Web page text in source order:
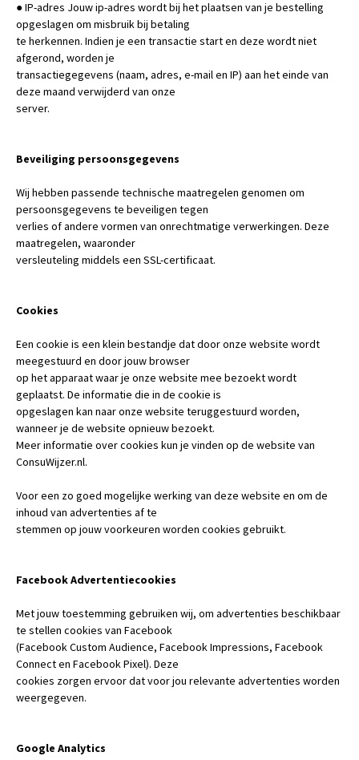
● IP-adres Jouw ip-adres wordt bij het plaatsen van je bestelling
opgeslagen om misbruik bij betaling
te herkennen. Indien je een transactie start en deze wordt niet
afgerond, worden je
transactiegegevens (naam, adres, e-mail en IP) aan het einde van
deze maand verwijderd van onze
server.
Beveiliging persoonsgegevens
Wij hebben passende technische maatregelen genomen om
persoonsgegevens te beveiligen tegen
verlies of andere vormen van onrechtmatige verwerkingen. Deze
maatregelen, waaronder
versleuteling middels een SSL-certificaat.
Cookies
Een cookie is een klein bestandje dat door onze website wordt
meegestuurd en door jouw browser
op het apparaat waar je onze website mee bezoekt wordt
geplaatst. De informatie die in de cookie is
opgeslagen kan naar onze website teruggestuurd worden,
wanneer je de website opnieuw bezoekt.
Meer informatie over cookies kun je vinden op de website van
ConsuWijzer.nl.
Voor een zo goed mogelijke werking van deze website en om de
inhoud van advertenties af te
stemmen op jouw voorkeuren worden cookies gebruikt.
Facebook Advertentiecookies
Met jouw toestemming gebruiken wij, om advertenties beschikbaar
te stellen cookies van Facebook
(Facebook Custom Audience, Facebook Impressions, Facebook
Connect en Facebook Pixel). Deze
cookies zorgen ervoor dat voor jou relevante advertenties worden
weergegeven.
Google Analytics